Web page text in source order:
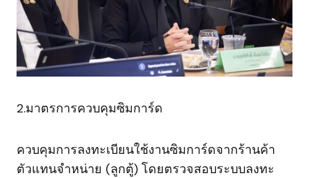
2.มาตรการควบคุมซิมการ์ด
ควบคุมการลงทะเบียนใช้งานซิมการ์ดจากร้านค้า
ตัวแทนจำหน่าย (ลูกตู้) โดยตรวจสอบระบบลงทะ